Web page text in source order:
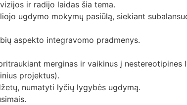
ir radijo laidas šia tema.
ugdymo mokymų pasiūlą, siekiant
aspekto integravomo pradmenys.
merginas ir vaikinus į nestereotipines
projektus).
numatyti lyčių lygybės ugdymą.